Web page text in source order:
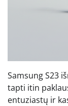
Samsung S23
tapti itin
entuziastų ir